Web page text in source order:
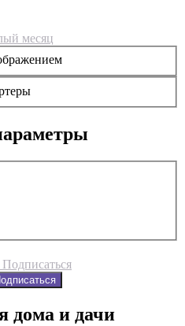
месяц
Подписаться
дома и дачи